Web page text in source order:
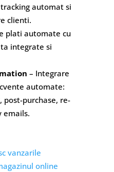
automat si
clienti.
plati automate cu
integrate si
– Integrare
automate:
post-purchase, re-
emails.
vanzarile
online